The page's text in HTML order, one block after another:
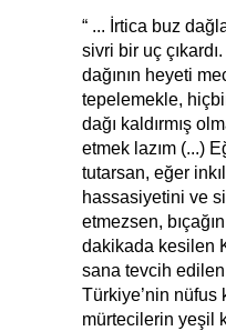
“ ... İrtica buz
sivri bir uç
dağının heyeti
tepelemekle,
dağı kaldırmış
etmek lazım (...)
tutarsan, eğer
hassasiyetini ve
etmezsen,
dakikada kesilen
sana tevcih
Türkiye’nin nüfus
mürtecilerin yeşil